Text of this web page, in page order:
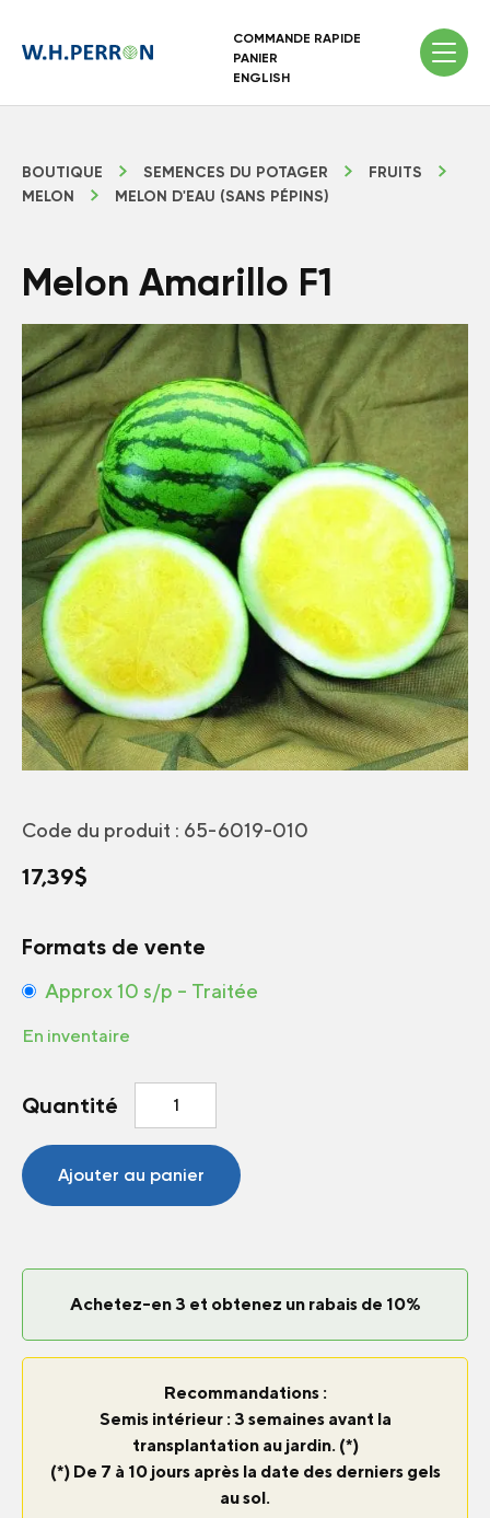
COMMANDE RAPIDE
PANIER
ENGLISH
BOUTIQUE SEMENCES DU POTAGER
FRUITS
MELON
MELON D'EAU (SANS PÉPINS)
Melon Amarillo F1
Code du produit : 65-6019-010
17,39$
Formats de vente
Approx 10 s/p – Traitée
En inventaire
Quantité
quantité
Melon
Amarillo
Ajouter au panier
Achetez-en 3 et obtenez un rabais de 10%
Recommandations :
Semis intérieur : 3 semaines avant la
transplantation au jardin. (*)
(*) De 7 à 10 jours après la date des derniers gels
au sol.